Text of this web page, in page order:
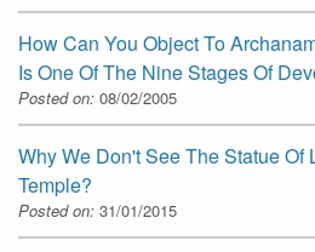
How Can You Object To
Is One Of The Nine Stages Of
Posted on: 08/02/2005
Why We Don't See The Statue Of
Temple?
Posted on: 31/01/2015